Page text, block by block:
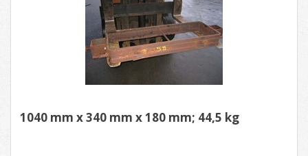
1040 mm x 340 mm x 180 mm; 44,5 kg